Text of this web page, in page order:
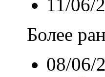
11/06/
Более
08/06/